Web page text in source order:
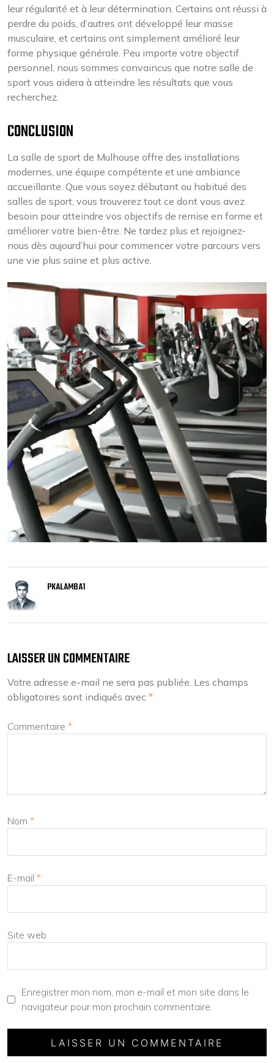
leur régularité et à leur détermination. Certains ont réussi à
perdre du poids, d’autres ont développé leur masse
musculaire, et certains ont simplement amélioré leur
forme physique générale. Peu importe votre objectif
personnel, nous sommes convaincus que notre salle de
sport vous aidera à atteindre les résultats que vous
recherchez.
CONCLUSION
La salle de sport de Mulhouse offre des installations
modernes, une équipe compétente et une ambiance
accueillante. Que vous soyez débutant ou habitué des
salles de sport, vous trouverez tout ce dont vous avez
besoin pour atteindre vos objectifs de remise en forme et
améliorer votre bien-être. Ne tardez plus et rejoignez-
nous dès aujourd’hui pour commencer votre parcours vers
une vie plus saine et plus active.
PKALAMBA1
LAISSER UN COMMENTAIRE
Votre adresse e-mail ne sera pas publiée. Les champs
obligatoires sont indiqués avec *
Commentaire *
Nom *
E-mail *
Site web
Enregistrer mon nom, mon e-mail et mon site dans le
navigateur pour mon prochain commentaire.